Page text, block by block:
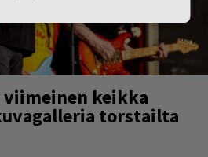
viimeinen keikka
torstailta